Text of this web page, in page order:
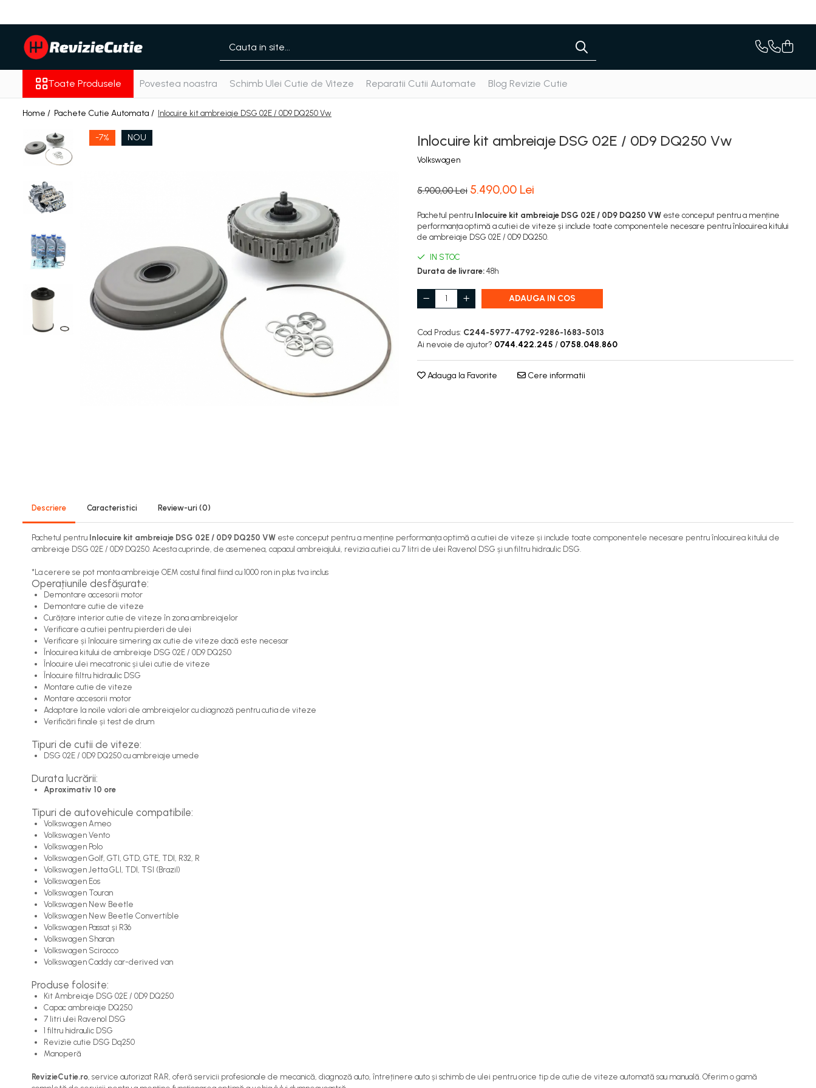
Toate Produsele
Pachete Cutie Manuala
Pachete Grup Diferential
Reparatii convertizoare de cuplu
Piese cutii de viteze automata
Ulei/lubrifianti
Filtre cutii automate
Toate Produsele Povestea noastra Schimb Ulei Cutie de Viteze Reparatii Cutii Automate Blog Revizie Cutie
Home / Pachete Cutie Automata / Inlocuire kit ambreiaje DSG 02E / 0D9 DQ250 Vw
Inlocuire kit ambreiaje DSG 02E / 0D9 DQ250 Vw
Volkswagen
-7% NOU
5.900,00 Lei 5.490,00 Lei
Pachetul pentru Inlocuire kit ambreiaje DSG 02E / 0D9 DQ250 VW este conceput pentru a menține
performanța optimă a cutiei de viteze și include toate componentele necesare pentru înlocuirea kitului
de ambreiaje DSG 02E / 0D9 DQ250.
IN STOC
Durata de livrare: 48h
ADAUGA IN COS
Cod Produs: C244-5977-4792-9286-1683-5013
Ai nevoie de ajutor? 0744.422.245 / 0758.048.860
Adauga la Favorite Cere informatii
Descriere Caracteristici Review-uri (0)
Pachetul pentru Inlocuire kit ambreiaje DSG 02E / 0D9 DQ250 VW este conceput pentru a menține performanța optimă a cutiei de viteze și include toate componentele necesare pentru înlocuirea kitului de
ambreiaje DSG 02E / 0D9 DQ250. Acesta cuprinde, de asemenea, capacul ambreiajului, revizia cutiei cu 7 litri de ulei Ravenol DSG și un filtru hidraulic DSG.
*La cerere se pot monta ambreiaje OEM costul final fiind cu 1000 ron in plus tva inclus
Operațiunile desfășurate:
Demontare accesorii motor
Demontare cutie de viteze
Curățare interior cutie de viteze în zona ambreiajelor
Verificare a cutiei pentru pierderi de ulei
Verificare și înlocuire simering ax cutie de viteze dacă este necesar
Înlocuirea kitului de ambreiaje DSG 02E / 0D9 DQ250
Înlocuire ulei mecatronic și ulei cutie de viteze
Înlocuire filtru hidraulic DSG
Montare cutie de viteze
Montare accesorii motor
Adaptare la noile valori ale ambreiajelor cu diagnoză pentru cutia de viteze
Verificări finale și test de drum
Tipuri de cutii de viteze:
DSG 02E / 0D9 DQ250 cu ambreiaje umede
Durata lucrării:
Aproximativ 10 ore
Tipuri de autovehicule compatibile:
Volkswagen Ameo
Volkswagen Vento
Volkswagen Polo
Volkswagen Golf, GTI, GTD, GTE, TDI, R32, R
Volkswagen Jetta GLI, TDI, TSI (Brazil)
Volkswagen Eos
Volkswagen Touran
Volkswagen New Beetle
Volkswagen New Beetle Convertible
Volkswagen Passat și R36
Volkswagen Sharan
Volkswagen Scirocco
Volkswagen Caddy car-derived van
Produse folosite:
Kit Ambreiaje DSG 02E / 0D9 DQ250
Capac ambreiaje DQ250
7 litri ulei Ravenol DSG
1 filtru hidraulic DSG
Revizie cutie DSG Dq250
Manoperă
RevizieCutie.ro, service autorizat RAR, oferă servicii profesionale de mecanică, diagnoză auto, întreținere auto și schimb de ulei pentru orice tip de cutie de viteze automată sau manuală. Oferim o gamă